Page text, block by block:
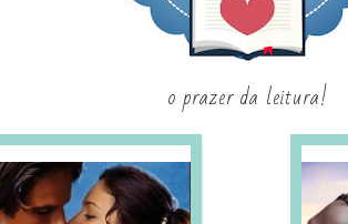
o prazer da leitura!
SAGAS E SÉRIES